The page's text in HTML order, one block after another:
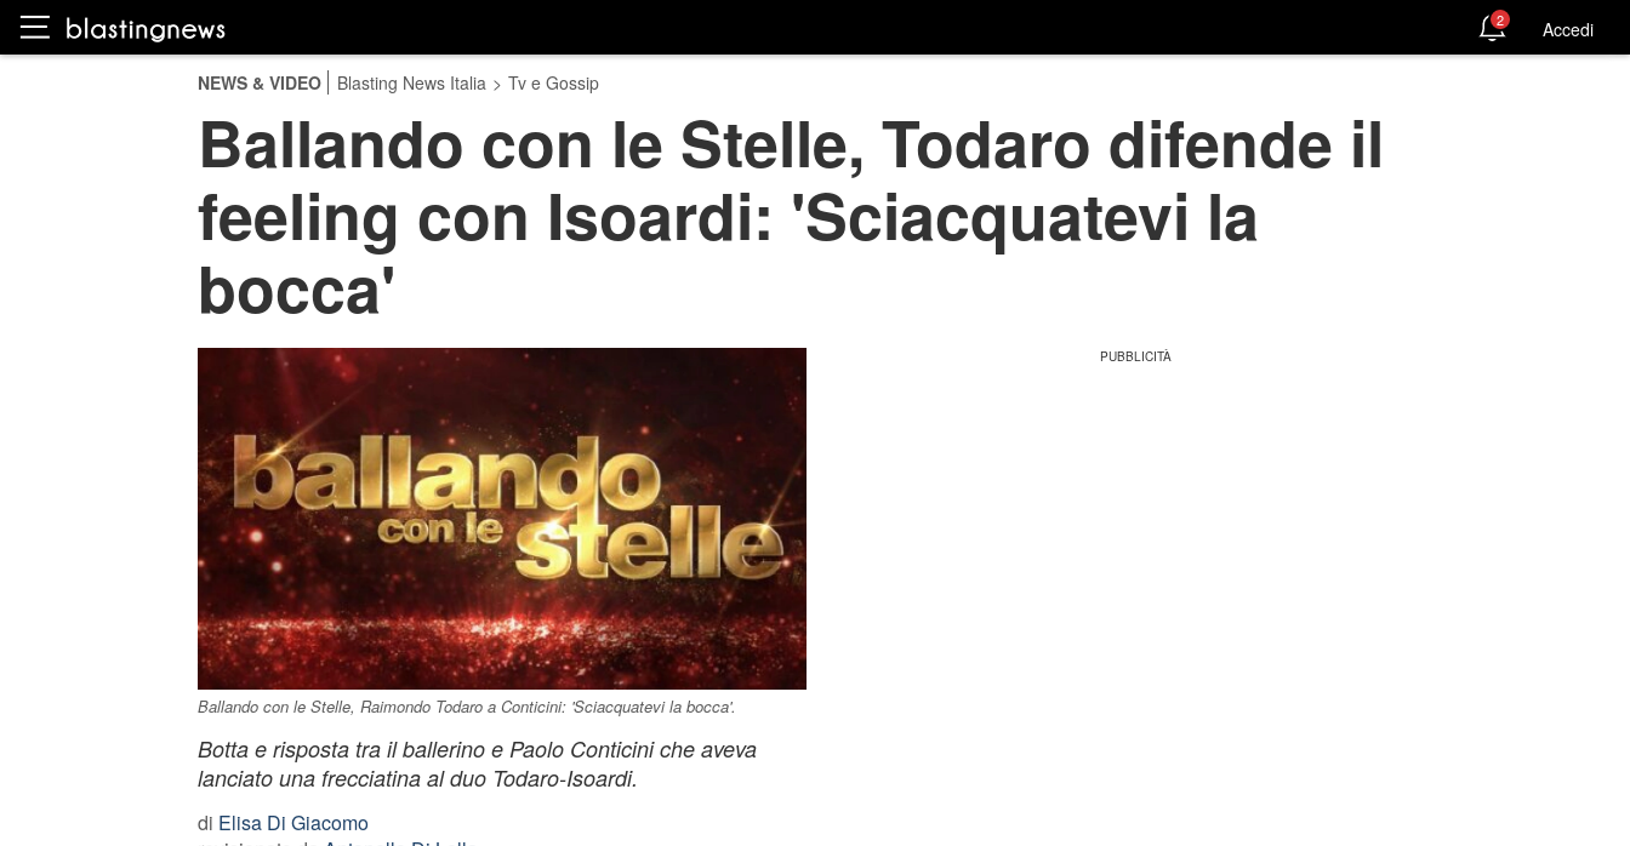
2 Accedi
NEWS & VIDEO Blasting News Italia > Tv e Gossip
Ballando con le Stelle, Todaro difende il
feeling con Isoardi: 'Sciacquatevi la
bocca'
Ballando con le Stelle, Raimondo Todaro a Conticini: 'Sciacquatevi la bocca'.
Botta e risposta tra il ballerino e Paolo Conticini che aveva
lanciato una frecciatina al duo Todaro-Isoardi.
di Elisa Di Giacomo